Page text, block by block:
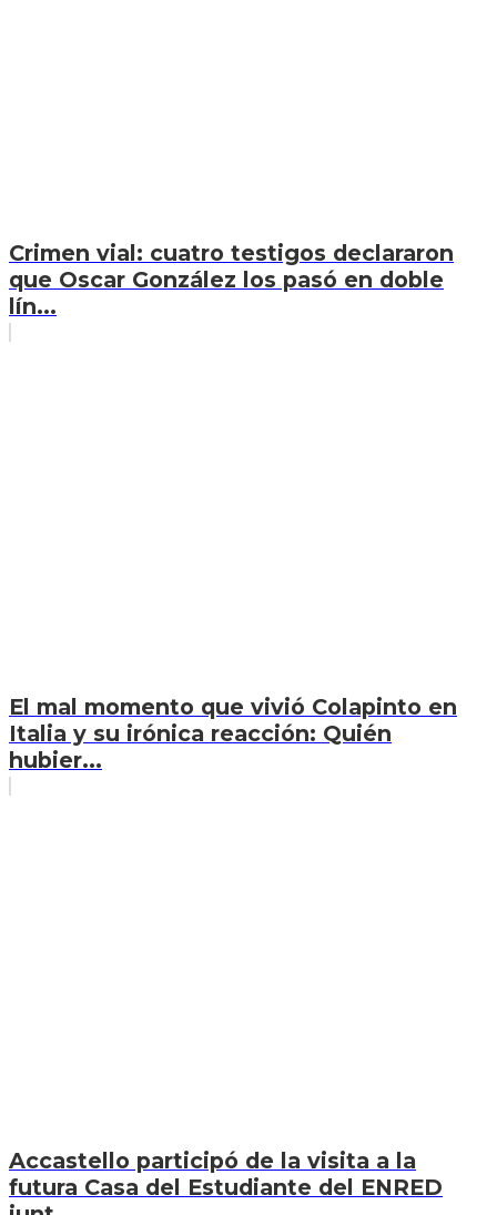
Crimen vial: cuatro testigos declararon
que Oscar González los pasó en doble
lín...
El mal momento que vivió Colapinto en
Italia y su irónica reacción: Quién
hubier...
Accastello participó de la visita a la
futura Casa del Estudiante del ENRED